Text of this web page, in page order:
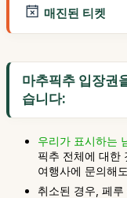
매진된 티켓
마추픽추 입장권
습니다:
우리가 표시하는
픽추 전체에 대한
여행사에 문의해
취소된 경우, 페루